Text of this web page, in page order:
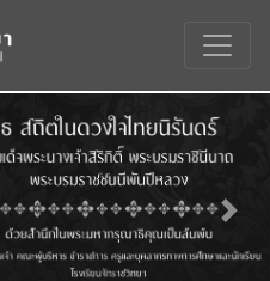
Next